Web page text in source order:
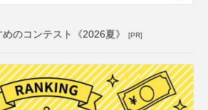
のコンテスト《2026夏》 [PR]